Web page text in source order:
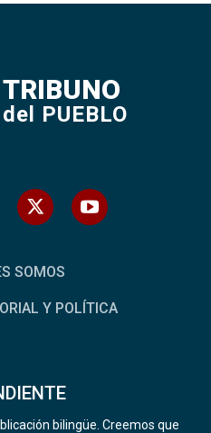
TRIBUNO
del PUEBLO
SOMOS
Y POLÍTICA
bilingüe. Creemos que